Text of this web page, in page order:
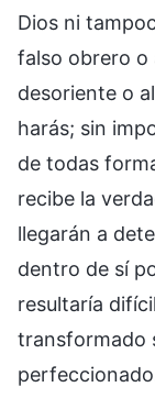
Dios ni
falso obrero o
desoriente o
harás; sin
de todas
recibe la
llegarán a
dentro de sí
resultaría
transformado